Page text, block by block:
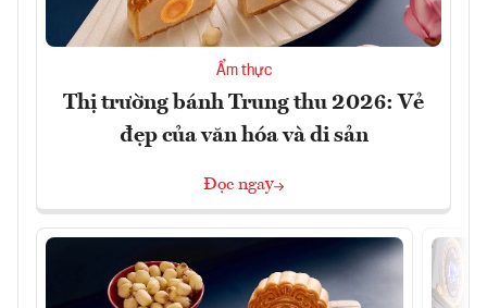
Ẩm thực
Thị trường bánh Trung thu 2026: Vẻ
đẹp của văn hóa và di sản
Đọc ngay